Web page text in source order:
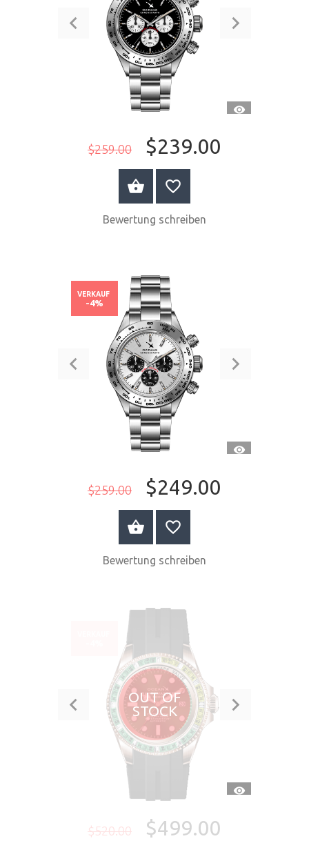
$259.00 $239.00
JETZT KAUFEN
Bewertung schreiben
$259.00 $249.00
VERKAUF
-4%
JETZT KAUFEN
Bewertung schreiben
OUT OF
STOCK
$520.00 $499.00